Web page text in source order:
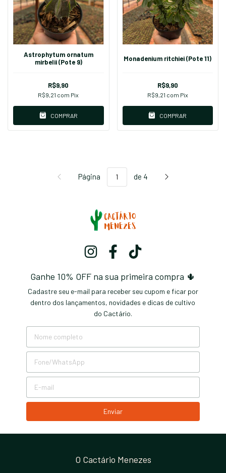
Astrophytum ornatum
mirbelii (Pote 9)
R$9,90
R$9,21 com Pix
COMPRAR
Monadenium ritchiei (Pote 11)
R$9,90
R$9,21 com Pix
COMPRAR
Página de 4
Ganhe 10% OFF na sua primeira compra 🌵
Cadastre seu e-mail para receber seu cupom e ficar por
dentro dos lançamentos, novidades e dicas de cultivo
do Cactário.
O Cactário Menezes